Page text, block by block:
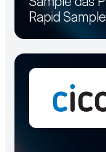
Rapid